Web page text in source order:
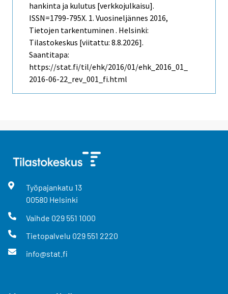
hankinta ja kulutus [verkkojulkaisu].
ISSN=1799-795X. 1. Vuosineljännes 2016,
Tietojen tarkentuminen . Helsinki:
Tilastokeskus [viitattu: 8.8.2026].
Saantitapa:
https://stat.fi/til/ehk/2016/01/ehk_2016_01_
2016-06-22_rev_001_fi.html
Työpajankatu 13
00580 Helsinki
Vaihde 029 551 1000
Tietopalvelu 029 551 2220
info@stat.fi